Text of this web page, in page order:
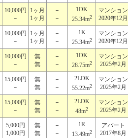
10,000円
－
1ヶ月
1ヶ月
－
－
1DK
25.34m2
マンション
2020年12月
10,000円
－
1ヶ月
1ヶ月
－
－
1K
25.34m2
マンション
2020年12月
10,000円
－
無
無
－
－
1DK
28.75m2
マンション
2025年2月
15,000円
－
無
無
－
－
2LDK
55.22m2
マンション
2025年2月
15,000円
－
無
無
－
－
2LDK
48m2
マンション
2025年2月
5,000円
1,000円
無
無
－
－
1R
13.49m2
アパート
2017年8月